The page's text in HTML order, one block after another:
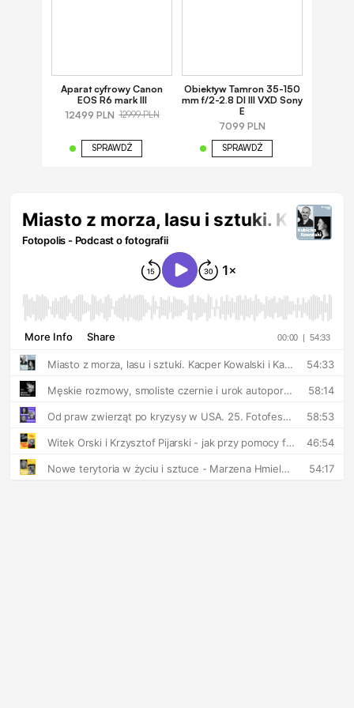
Aparat cyfrowy Canon
EOS R6 mark III
12499 PLN 12999 PLN
SPRAWDŹ
Obiektyw Tamron 35-150
mm f/2-2.8 DI III VXD Sony
E
7099 PLN
SPRAWDŹ